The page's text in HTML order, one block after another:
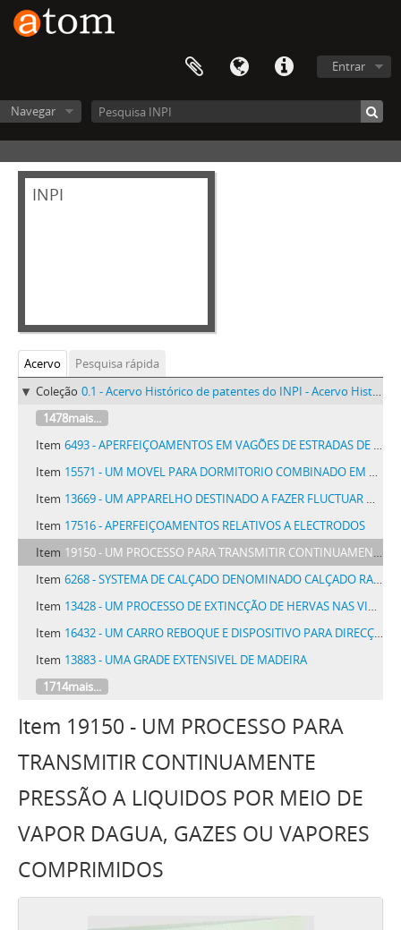
Entrar
Navegar
INPI
Acervo
Pesquisa rápida
Coleção 0.1 - Acervo Histórico de patentes do INPI - Acervo Histórico de patentes do INPI
1478mais...
Item 6493 - APERFEIÇOAMENTOS EM VAGÕES DE ESTRADAS DE FERRO E SEMELHANTES
Item 15571 - UM MOVEL PARA DORMITORIO COMBINADO EM UMA SÓ PEÇA
Item 13669 - UM APPARELHO DESTINADO A FAZER FLUCTUAR NAVIOS SUBMERGIDOS
Item 17516 - APERFEIÇOAMENTOS RELATIVOS A ELECTRODOS
Item 19150 - UM PROCESSO PARA TRANSMITIR CONTINUAMENTE PRESSÃO A LIQUIDOS POR MEIO DE VAPOR DAGUA, GAZES OU VAPORES COMPRIMIDOS
Item 6268 - SYSTEMA DE CALÇADO DENOMINADO CALÇADO RAID
Item 13428 - UM PROCESSO DE EXTINCÇÃO DE HERVAS NAS VIAS E LOGRADOUROS PUBLICOS E PARTICULARES
Item 16432 - UM CARRO REBOQUE E DISPOSITIVO PARA DIRECÇÃO DO MESMO
Item 13883 - UMA GRADE EXTENSIVEL DE MADEIRA
1714mais...
Item 19150 - UM PROCESSO PARA
TRANSMITIR CONTINUAMENTE
PRESSÃO A LIQUIDOS POR MEIO DE
VAPOR DAGUA, GAZES OU VAPORES
COMPRIMIDOS